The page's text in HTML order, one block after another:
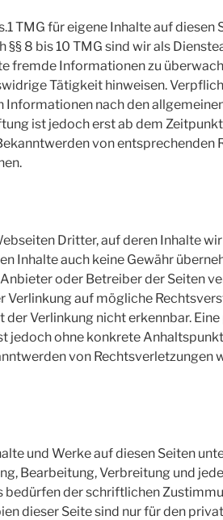
TMG für eigene Inhalte auf diesen
8 bis 10 TMG sind wir als
fremde Informationen zu
Tätigkeit hinweisen.
nach den
ist jedoch erst ab dem
von entsprechenden
Dritter, auf deren Inhalte
Inhalte auch keine Gewähr
oder Betreiber der Seiten
Verlinkung auf mögliche
Verlinkung nicht erkennbar.
jedoch ohne konkrete
von Rechtsverletzungen
und Werke auf diesen Seiten
Bearbeitung, Verbreitung und
bedürfen der schriftlichen
dieser Seite sind nur für den